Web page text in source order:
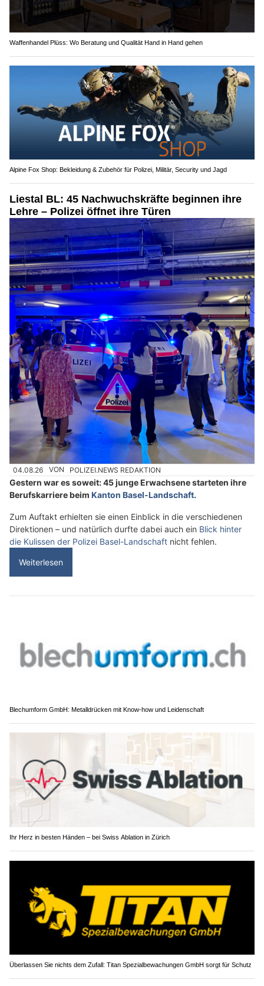
Waffenhandel Plüss: Wo Beratung und Qualität Hand in Hand gehen
Alpine Fox Shop: Bekleidung & Zubehör für Polizei, Militär, Security und Jagd
Liestal BL: 45 Nachwuchskräfte beginnen ihre
Lehre – Polizei öffnet ihre Türen
04.08.26 VON POLIZEI.NEWS REDAKTION
Gestern war es soweit: 45 junge Erwachsene starteten ihre
Berufskarriere beim Kanton Basel-Landschaft.
Zum Auftakt erhielten sie einen Einblick in die verschiedenen
Direktionen – und natürlich durfte dabei auch ein Blick hinter
die Kulissen der Polizei Basel-Landschaft nicht fehlen.
Weiterlesen
Blechumform GmbH: Metalldrücken mit Know-how und Leidenschaft
Ihr Herz in besten Händen – bei Swiss Ablation in Zürich
Überlassen Sie nichts dem Zufall: Titan Spezialbewachungen GmbH sorgt für Schutz